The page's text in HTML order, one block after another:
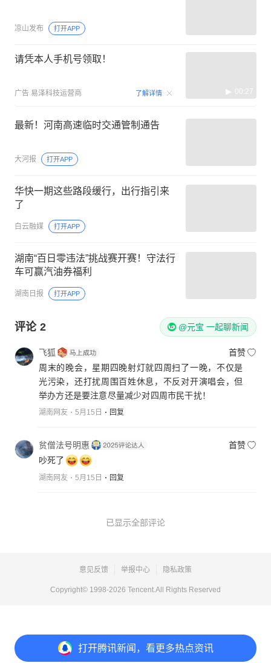
打开腾讯新闻，看更多热点资讯
凉山发布 打开APP
请凭本人手机号领取！
广告 易泽科技运营商 了解详情 00:27
最新！河南高速临时交通管制通告
大河报 打开APP
华快一期这些路段缓行，出行指引来
了
白云融媒 打开APP
湖南“百日零违法”挑战赛开赛！守法行
车可赢汽油券福利
湖南日报 打开APP
评论 2 @元宝 一起聊新闻
飞狐
首赞
周末的晚会，星期四晚射灯就四周扫了一晚，不仅是
光污染，还打扰周围百姓休息，不反对开演唱会，但
举办方还是要注意尽量减少对四周市民干扰！
湖南网友 5月15日 回复
贫僧法号明惠
首赞
吵死了
湖南网友 5月15日 回复
已显示全部评论
意见反馈 举报中心 隐私政策
Copyright© 1998-2026 Tencent.All Rights Reserved